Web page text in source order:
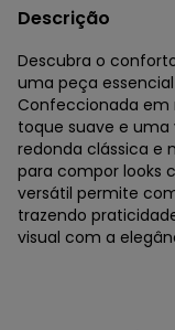
Descrição
Descubra o
uma peça
Confeccionada
toque suave e uma
redonda clássica e
para compor looks
versátil permite
trazendo
visual com a
Essendi - Blusa